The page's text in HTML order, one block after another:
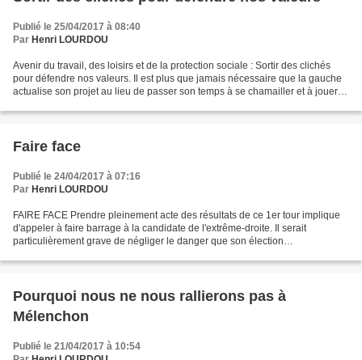
Publié le 25/04/2017 à 08:40
Par Henri LOURDOU
Avenir du travail, des loisirs et de la protection sociale : Sortir des clichés
pour défendre nos valeurs. Il est plus que jamais nécessaire que la gauche
actualise son projet au lieu de passer son temps à se chamailler et à jouer à
Faire face
Publié le 24/04/2017 à 07:16
Par Henri LOURDOU
FAIRE FACE Prendre pleinement acte des résultats de ce 1er tour implique
d'appeler à faire barrage à la candidate de l'extrême-droite. Il serait
particulièrement grave de négliger le danger que son élection
Pourquoi nous ne nous rallierons pas à
Mélenchon
Publié le 21/04/2017 à 10:54